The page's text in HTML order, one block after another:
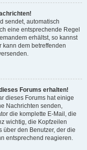
sendet, automatisch
eine entsprechende Regel
erhältst, so kannst
kann dem betreffenden
Forums erhalten!
dieses Forums hat einige
Nachrichten senden,
die komplette E-Mail, die
wichtig, die Kopfzeilen
über den Benutzer, der die
entsprechend reagieren.